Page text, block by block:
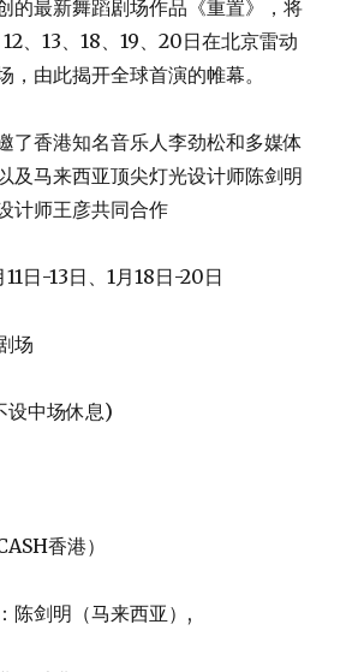
的最新舞蹈剧场作品《重置》，将
12、13、18、19、20日在北京雷动
，由此揭开全球首演的帷幕。
了香港知名音乐人李劲松和多媒体
及马来西亚顶尖灯光设计师陈剑明
计师王彦共同合作
日-13日、1月18日-20日
场
设中场休息)
香港）
陈剑明（马来西亚）,